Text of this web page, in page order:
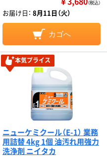
（税込）
お届け日： 8月11日（火）
カゴへ
本気プライス
ニューケミクール（E-1） 業務
用詰替 4kg 1個 油汚れ用強力
洗浄剤 ニイタカ